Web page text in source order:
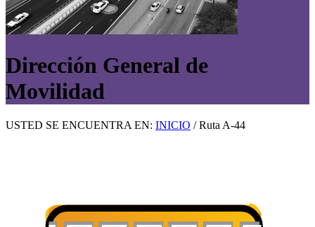
Dirección General de
Movilidad
USTED SE ENCUENTRA EN: INICIO /Ruta A-44